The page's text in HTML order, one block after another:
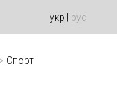
укр рус
> Спорт